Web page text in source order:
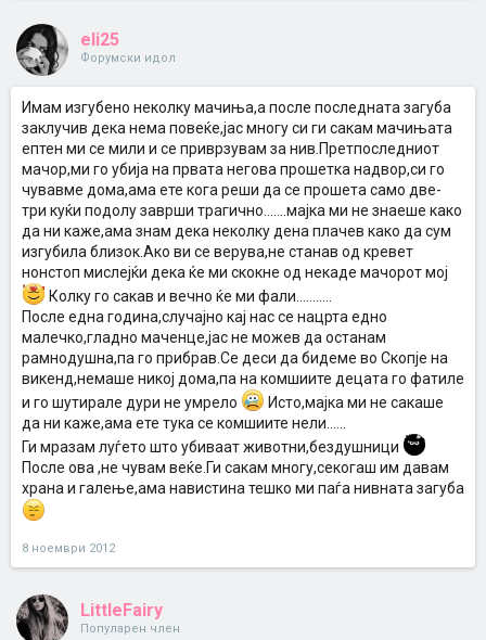
eli25
Форумски идол
Имам изгубено неколку мачиња,а после последната загуба
заклучив дека нема повеќе,јас многу си ги сакам мачињата
ептен ми се мили и се приврзувам за нив.Претпоследниот
мачор,ми го убија на првата негова прошетка надвор,си го
чувавме дома,ама ете кога реши да се прошета само две-
три куќи подолу заврши трагично.......мајка ми не знаеше како
да ни каже,ама знам дека неколку дена плачев како да сум
изгубила близок.Ако ви се верува,не станав од кревет
нонстоп мислејќи дека ќе ми скокне од некаде мачорот мој
Колку го сакав и вечно ќе ми фали...........
После една година,случајно кај нас се нацрта едно
малечко,гладно маченце,јас не можев да останам
рамнодушна,па го прибрав.Се деси да бидеме во Скопје на
викенд,немаше никој дома,па на комшиите децата го фатиле
и го шутирале дури не умрело
Исто,мајка ми не сакаше
да ни каже,ама ете тука се комшиите нели......
Ги мразам луѓето што убиваат животни,бездушници
После ова ,не чувам веќе.Ги сакам многу,секогаш им давам
храна и галење,ама навистина тешко ми паѓа нивната загуба
8 ноември 2012
LittleFairy
Популарен член